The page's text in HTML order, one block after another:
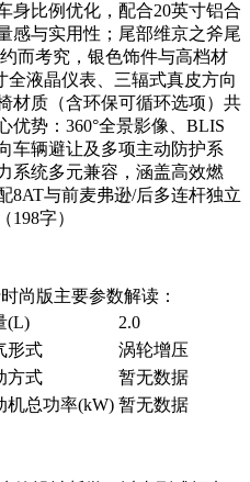
身比例优化，配合20英寸铝合
感与实用性；尾部维京之斧尾
而考究，银色饰件与高档材
全液晶仪表、三辐式真皮方向
材质（含环保可循环选项）共
优势：360°全景影像、BLIS
车辆避让及多项主动防护系
系统多元兼容，涵盖高效燃
8AT与前麦弗逊/后多连杆独立
字）
尚版主要参数解读：
(L)
2.0
形式
涡轮增压
方式
暂无数据
机总功率(kW) 暂无数据